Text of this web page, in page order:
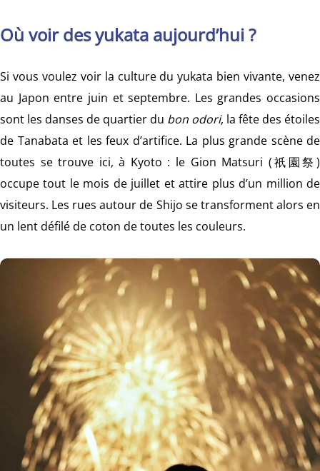
Où voir des yukata aujourd’hui ?
Si vous voulez voir la culture du yukata bien vivante, venez
au Japon entre juin et septembre. Les grandes occasions
sont les danses de quartier du bon odori, la fête des étoiles
de Tanabata et les feux d’artifice. La plus grande scène de
toutes se trouve ici, à Kyoto : le Gion Matsuri (祇園祭)
occupe tout le mois de juillet et attire plus d’un million de
visiteurs. Les rues autour de Shijo se transforment alors en
un lent défilé de coton de toutes les couleurs.